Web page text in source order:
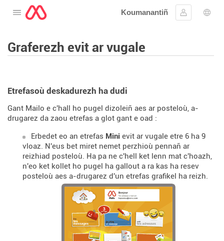
Digeriñ al lañser
Koumanantiñ
Kevreañ
Graferezh evit ar vugale
Etrefasoù deskadurezh ha dudi
Gant Mailo e c'hall ho pugel dizoleiñ aes ar posteloù, a-
drugarez da zaou etrefas a glot gant e oad :
Erbedet eo an etrefas Mini evit ar vugale etre 6 ha 9
vloaz. N'eus bet miret nemet perzhioù pennañ ar
reizhiad posteloù. Ha pa ne c'hell ket lenn mat c'hoazh,
n'eo ket kollet ho pugel ha gallout a ra kas ha resev
posteloù aes a-drugarez d'un etrefas grafikel ha reizh.